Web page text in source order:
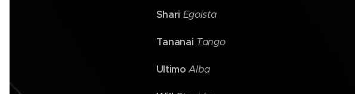
Shari Egoista
Tananai Tango
Ultimo Alba